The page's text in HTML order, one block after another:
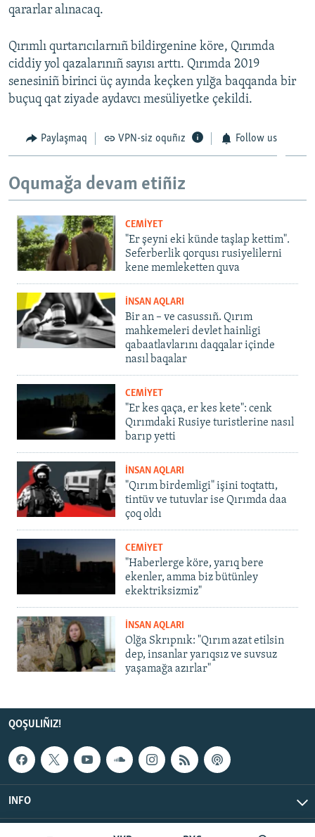
RFE/RS bütün saytları
qararlar alınacaq.
Qırımlı qurtarıcılarnıñ bildirgenine köre, Qırımda
ciddiy yol qazalarınıñ sayısı arttı. Qırımda 2019
senesiniñ birinci üç ayında keçken yılğa baqqanda bir
buçuq qat ziyade aydavcı mesüliyetke çekildi.
Paylaşmaq VPN-siz oquñız Follow us
Oqumağa devam etiñiz
CEMİYET
"Er şeyni eki künde taşlap kettim".
Seferberlik qorqusı rusiyelilerni
kene memleketten quva
İNSAN AQLARI
Bir an – ve casussıñ. Qırım
mahkemeleri devlet hainligi
qabaatlavlarını daqqalar içinde
nasıl baqalar
CEMİYET
"Er kes qaça, er kes kete": cenk
Qırımdaki Rusiye turistlerine nasıl
barıp yetti
İNSAN AQLARI
"Qırım birdemligi" işini toqtattı,
tintüv ve tutuvlar ise Qırımda daa
çoq oldı
CEMİYET
"Haberlerge köre, yarıq bere
ekenler, amma biz bütünley
ekektriksizmiz"
İNSAN AQLARI
Olğa Skrıpnık: "Qırım azat etilsin
dep, insanlar yarıqsız ve suvsuz
yaşamağa azırlar"
QOŞULIÑIZ!
INFO